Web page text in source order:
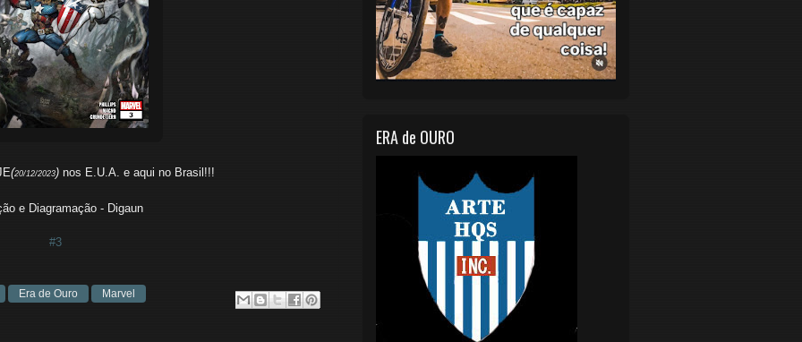
(20/12/2023)nos E.U.A. e aqui no Brasil!!!
e Diagramação - Digaun
#3
Era de Ouro Marvel
ERA de OURO